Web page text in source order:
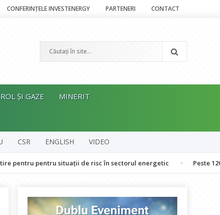
CONFERINȚELE INVESTENERGY PARTENERI CONTACT
ȘI GAZE MINERIT
CSR ENGLISH VIDEO
pentru situații de risc în sectorul energetic Peste 120 de